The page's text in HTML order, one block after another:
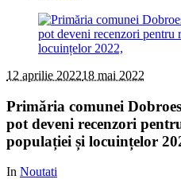
12 aprilie 202218 mai 2022
Primăria comunei
pot deveni recenzori
populației și locuințelor
In Noutati